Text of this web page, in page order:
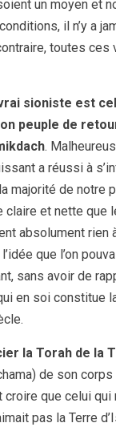
un moyen et
il n’y a
toutes ces
sioniste est
peuple de
.
a réussi à
majorité de notre
claire et nette que
absolument rien
que l’on
sans avoir de
en soi constitue
la Torah de la
de son
que celui qui
pas la Terre